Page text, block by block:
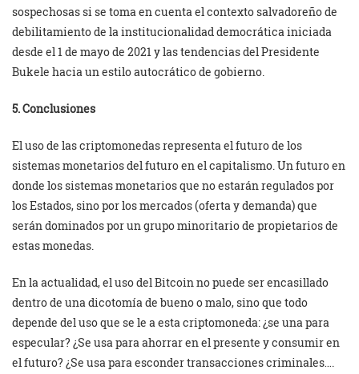
sospechosas si se toma en cuenta el contexto salvadoreño de
debilitamiento de la institucionalidad democrática iniciada
desde el 1 de mayo de 2021 y las tendencias del Presidente
Bukele hacia un estilo autocrático de gobierno.
5. Conclusiones
El uso de las criptomonedas representa el futuro de los
sistemas monetarios del futuro en el capitalismo. Un futuro en
donde los sistemas monetarios que no estarán regulados por
los Estados, sino por los mercados (oferta y demanda) que
serán dominados por un grupo minoritario de propietarios de
estas monedas.
En la actualidad, el uso del Bitcoin no puede ser encasillado
dentro de una dicotomía de bueno o malo, sino que todo
depende del uso que se le a esta criptomoneda: ¿se una para
especular? ¿Se usa para ahorrar en el presente y consumir en
el futuro? ¿Se usa para esconder transacciones criminales….